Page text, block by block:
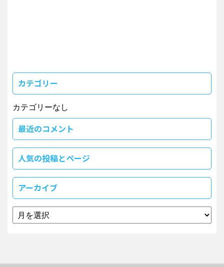
カテゴリー
カテゴリーなし
最近のコメント
人気の投稿とページ
アーカイブ